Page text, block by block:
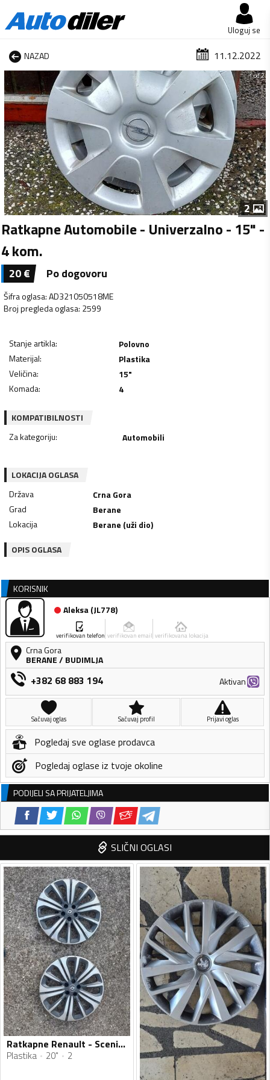
Uloguj se
NAZAD 11.12.2022
1 od 2
2
Ratkapne Automobile - Univerzalno - 15" -
4 kom.
20€ Po dogovoru
Šifra oglasa:AD321050518ME
Broj pregleda oglasa: 2599
Stanje artikla:
Polovno
Materijal:
Plastika
Veličina:
15"
Komada: 4
KOMPATIBILNOSTI
Za kategoriju: Automobili
LOKACIJA OGLASA
Država
Crna Gora
Grad
Berane
Lokacija
Berane (uži dio)
OPIS OGLASA
KORISNIK
Aleksa(JL778)
verifikovan telefon verifikovan email verifikovana lokacija
Crna Gora
BERANE/ BUDIMLJA
+382 68 883 194 Aktivan
Sačuvaj oglas Sačuvaj profil Prijavi oglas
Pogledaj sve oglase prodavca
Pogledaj oglase iz tvoje okoline
PODIJELI SA PRIJATELJIMA
SLIČNI OGLASI
Ratkapne Renault - Scenic - 20" - 2 kom.
Plastika 20" 2